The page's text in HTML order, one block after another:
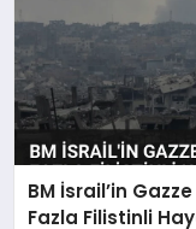
BM İsrail’in Gazze
Fazla Filistinli